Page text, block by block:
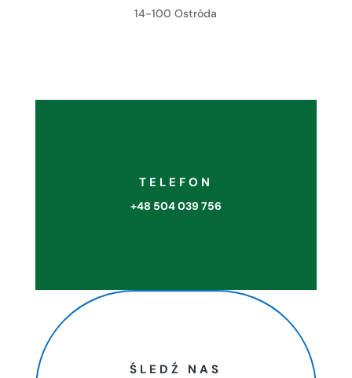
14-100 Ostróda
TELEFON
+48 504 039 756
ŚLEDŹ NAS